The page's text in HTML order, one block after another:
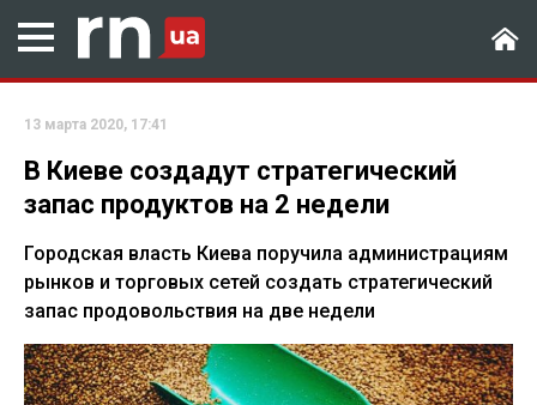
13 марта 2020, 17:41
В Киеве создадут стратегический
запас продуктов на 2 недели
Городская власть Киева поручила администрациям
рынков и торговых сетей создать стратегический
запас продовольствия на две недели